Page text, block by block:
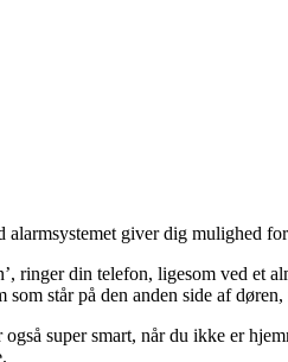
giver dig mulighed
ringer din telefon, ligesom ved et
som står på den anden side af
super smart, når du ikke er